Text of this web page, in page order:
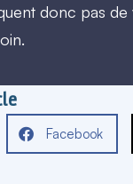
donc pas
Facebook